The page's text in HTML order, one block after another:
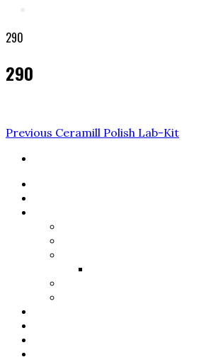
290
290
Navigare
articole
Previous
Previous Ceramill Polish Lab-Kit